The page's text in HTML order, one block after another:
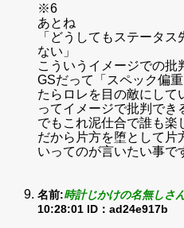
※6
あとね
「どうしてもステータ
ない」
こういうイメージでの批
GSだって「スペック偏
たらロレを目の敵にして
ってイメージで批判でき
でもこれ泥仕合で誰も楽
だから片方を堕として片
いってのが言いたい事で
名前:時計じかけの名無しさ
10:28:01 ID：ad24e917b